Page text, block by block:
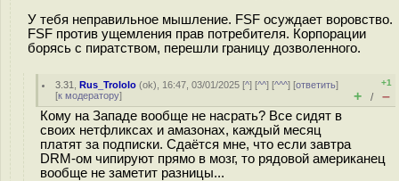
У тебя неправильное мышление. FSF осуждает воровство.
FSF против ущемления прав потребителя. Корпорации
борясь с пиратством, перешли границу дозволенного.
3.31 ,Rus_Trololo (ok), 16:47, 03/01/2025 [^] [^^] [^^^] [ответить]
[к модератору]
+1
+ / –
Кому на Западе вообще не насрать? Все сидят в
своих нетфликсах и амазонах, каждый месяц
платят за подписки. Сдаётся мне, что если завтра
DRM-ом чипируют прямо в мозг, то рядовой американец
вообще не заметит разницы...